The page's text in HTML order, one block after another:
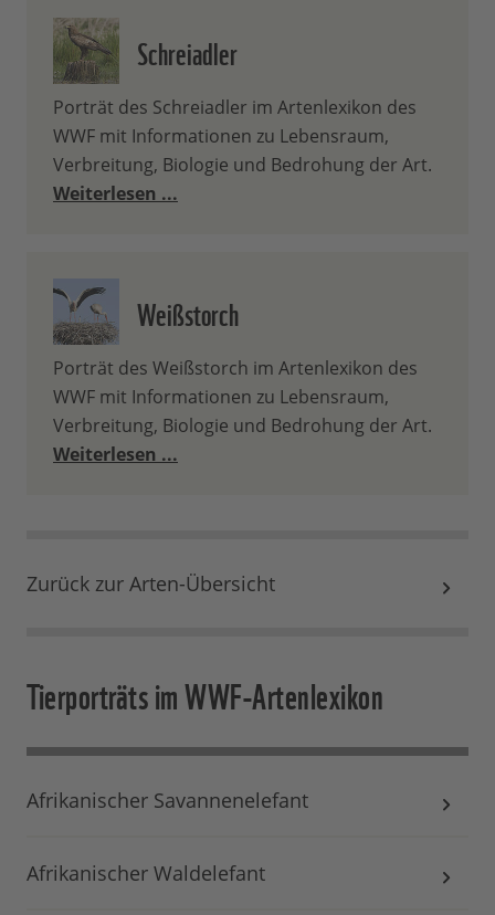
Schreiadler
Porträt des Schreiadler im Artenlexikon des
WWF mit Informationen zu Lebensraum,
Verbreitung, Biologie und Bedrohung der Art.
Weiterlesen ...
Weißstorch
Porträt des Weißstorch im Artenlexikon des
WWF mit Informationen zu Lebensraum,
Verbreitung, Biologie und Bedrohung der Art.
Weiterlesen ...
Zurück zur Arten-Übersicht
Tierporträts im WWF-Artenlexikon
Afrikanischer Savannenelefant
Afrikanischer Waldelefant